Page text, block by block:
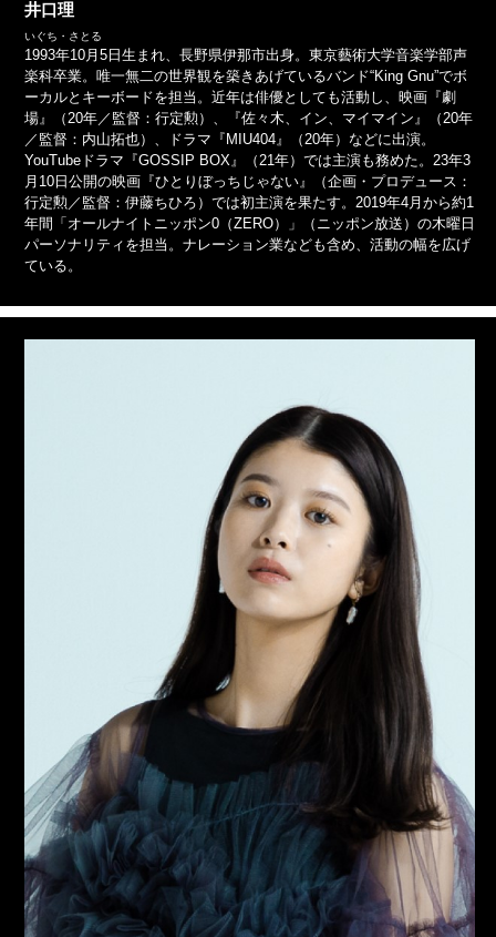
井口理
いぐち・さとる
1993年10月5日生まれ、長野県伊那市出身。東京藝術大学音楽学部声
楽科卒業。唯一無二の世界観を築きあげているバンド“King Gnu”でボ
ーカルとキーボードを担当。近年は俳優としても活動し、映画『劇
場』（20年／監督：行定勲）、『佐々木、イン、マイマイン』（20年
／監督：内山拓也）、ドラマ『MIU404』（20年）などに出演。
YouTubeドラマ『GOSSIP BOX』（21年）では主演も務めた。23年3
月10日公開の映画『ひとりぼっちじゃない』（企画・プロデュース：
行定勲／監督：伊藤ちひろ）では初主演を果たす。2019年4月から約1
年間「オールナイトニッポン0（ZERO）」（ニッポン放送）の木曜日
パーソナリティを担当。ナレーション業なども含め、活動の幅を広げ
ている。